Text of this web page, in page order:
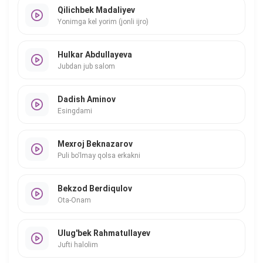
Qilichbek Madaliyev
Yonimga kel yorim (jonli ijro)
Hulkar Abdullayeva
Jubdan jub salom
Dadish Aminov
Esingdami
Mexroj Beknazarov
Puli bo'lmay qolsa erkakni
Bekzod Berdiqulov
Ota-Onam
Ulug'bek Rahmatullayev
Jufti halolim